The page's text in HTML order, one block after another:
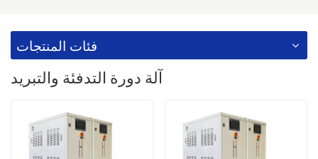
فئات المنتجات
آلة دورة التدفئة والتبريد